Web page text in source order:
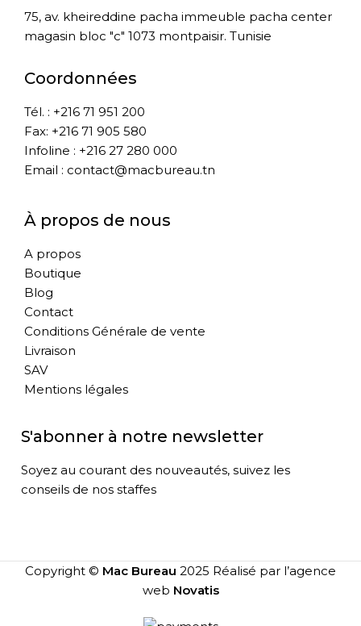
75, av. kheireddine pacha immeuble pacha center
magasin bloc "c" 1073 montpaisir. Tunisie
Coordonnées
Tél. : +216 71 951 200
Fax: +216 71 905 580
Infoline : +216 27 280 000
Email : contact@macbureau.tn
À propos de nous
A propos
Boutique
Blog
Contact
Conditions Générale de vente
Livraison
SAV
Mentions légales
S'abonner à notre newsletter
Soyez au courant des nouveautés, suivez les
conseils de nos staffes
Copyright © Mac Bureau 2025 Réalisé par l’agence
web Novatis